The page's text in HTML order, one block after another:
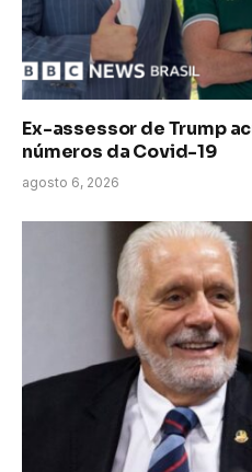
Ex-assessor de Trump
números da Covid-19
agosto 6, 2026